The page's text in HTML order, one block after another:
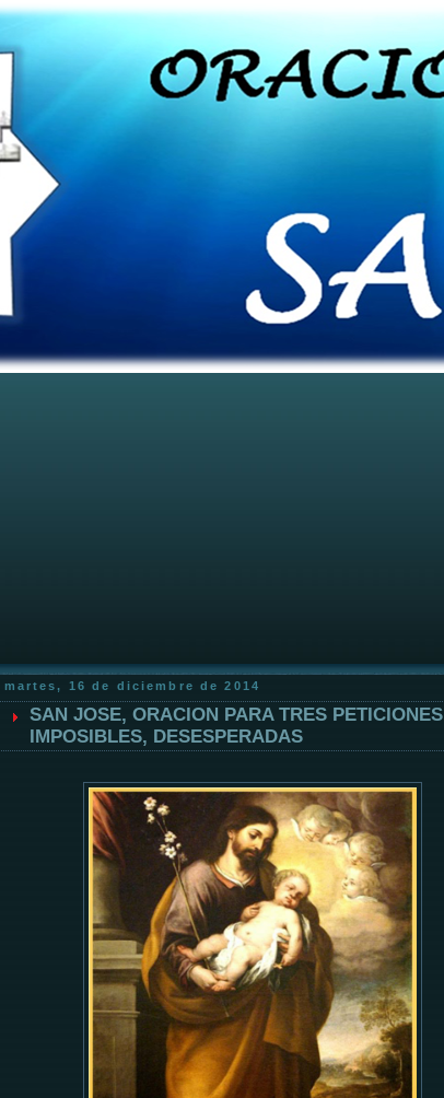
martes, 16 de diciembre de 2014
SAN JOSE, ORACION PARA TRES PETICIONES
IMPOSIBLES, DESESPERADAS